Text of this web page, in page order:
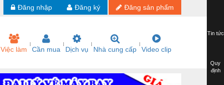
Đăng sản phẩm
Đăng ký
Đăng nhập
Việc làm Cần mua Dịch vụ Nhà cung cấp Video clip
Tin tức
Quy
định